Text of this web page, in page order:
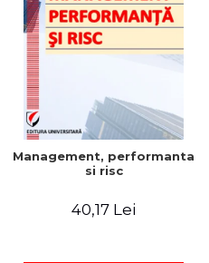
Management, performanta
si risc
40,17 Lei